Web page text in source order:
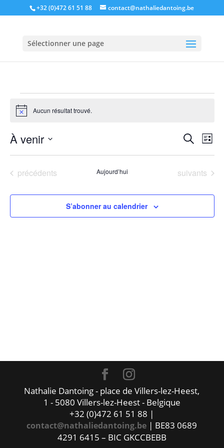
+32 (0)472 61 51 88 contact@nathaliedantoing.be
Sélectionner une page
Évènements
Notice Aucun résultat trouvé.
et
de
Recherche
de
Liste
À venir
date.Évènements
précédents Aujourd’hui Évènements
suivants
S’abonner au calendrier
Nathalie Dantoing - place de Villers-lez-Heest,
1 - 5080 Villers-lez-Heest - Belgique
+32 (0)472 61 51 88 |
contact@nathaliedantoing.be | BE83 0689
4291 6415 – BIC GKCCBEBB